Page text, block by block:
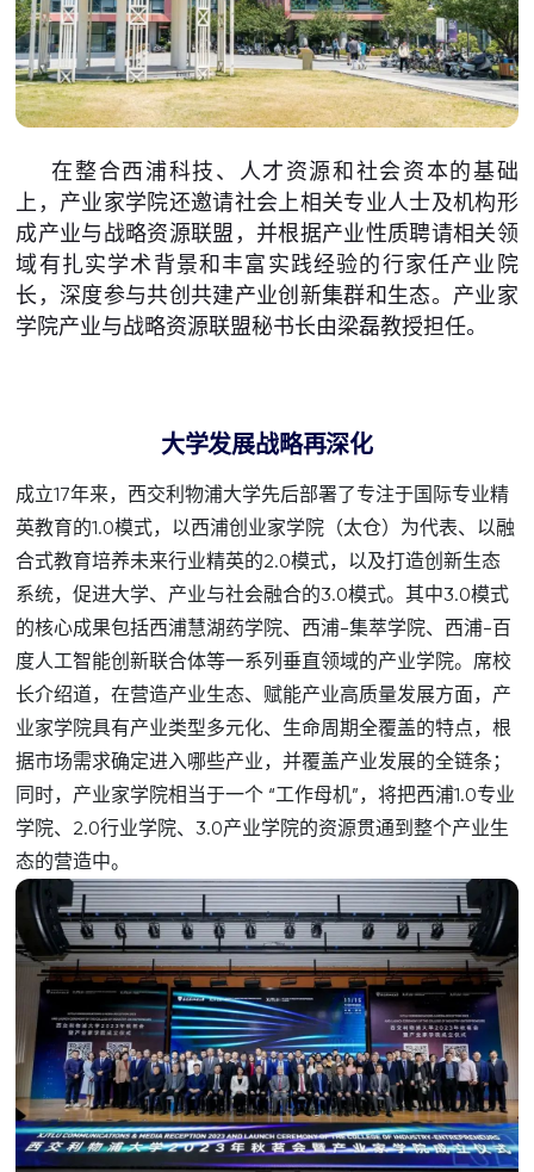
在整合西浦科技、人才资源和社会资本的基础
上，产业家学院还邀请社会上相关专业人士及机构形
成产业与战略资源联盟，并根据产业性质聘请相关领
域有扎实学术背景和丰富实践经验的行家任产业院
长，深度参与共创共建产业创新集群和生态。产业家
学院产业与战略资源联盟秘书长由梁磊教授担任。
大学发展战略再深化
成立17年来，西交利物浦大学先后部署了专注于国际专业精
英教育的1.0模式，以西浦创业家学院（太仓）为代表、以融
合式教育培养未来行业精英的2.0模式，以及打造创新生态
系统，促进大学、产业与社会融合的3.0模式。其中3.0模式
的核心成果包括西浦慧湖药学院、西浦-集萃学院、西浦-百
度人工智能创新联合体等一系列垂直领域的产业学院。席校
长介绍道，在营造产业生态、赋能产业高质量发展方面，产
业家学院具有产业类型多元化、生命周期全覆盖的特点，根
据市场需求确定进入哪些产业，并覆盖产业发展的全链条；
同时，产业家学院相当于一个 “工作母机”，将把西浦1.0专业
学院、2.0行业学院、3.0产业学院的资源贯通到整个产业生
态的营造中。